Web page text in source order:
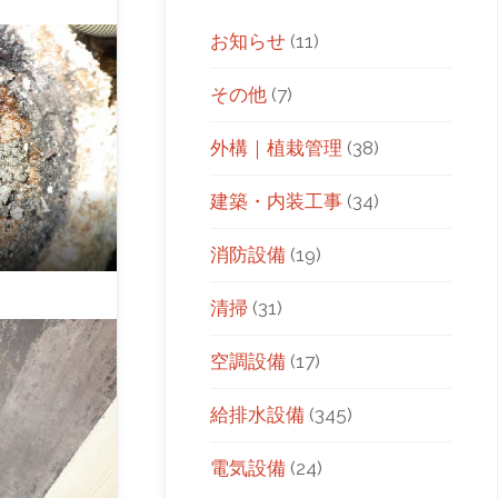
お知らせ (11)
その他 (7)
外構｜植栽管理 (38)
建築・内装工事 (34)
消防設備 (19)
清掃 (31)
空調設備 (17)
給排水設備 (345)
電気設備 (24)